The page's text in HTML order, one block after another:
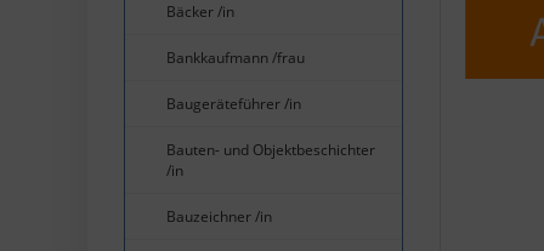
Bäcker /in
Bankkaufmann /frau
Baugeräteführer /in
Bauten- und Objektbeschichter
/in
Bauzeichner /in